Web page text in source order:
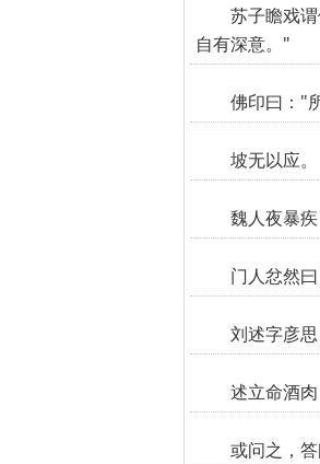
苏子瞻戏
自有深意。"
佛印曰："
坡无以应。
魏人夜暴
门人忿然
刘述字彦
述立命酒
或问之，